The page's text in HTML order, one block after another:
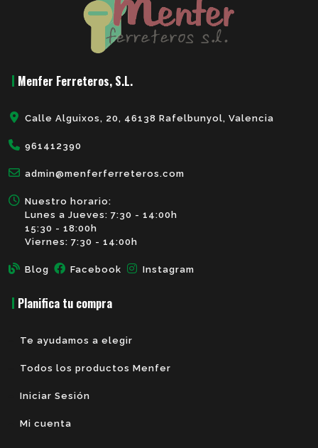
Menfer Ferreteros, S.L.
Calle Alguixos, 20, 46138 Rafelbunyol, Valencia
961412390
admin@menferferreteros.com
Nuestro horario:
Lunes a Jueves: 7:30 - 14:00h
15:30 - 18:00h
Viernes: 7:30 - 14:00h
Blog Facebook Instagram
Planifica tu compra
Te ayudamos a elegir
Todos los productos Menfer
Iniciar Sesión
Mi cuenta